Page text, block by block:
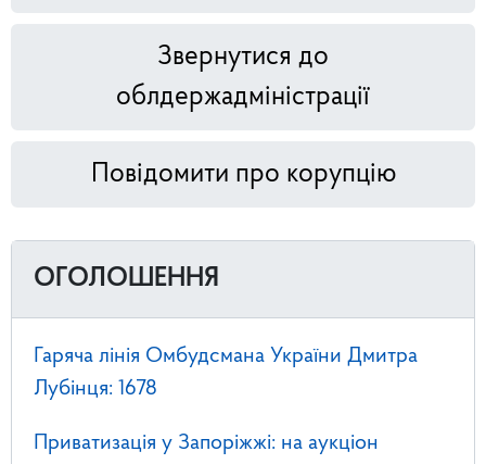
Звернутися до
облдержадміністрації
Повідомити про корупцію
ОГОЛОШЕННЯ
Гаряча лінія Омбудсмана України Дмитра
Лубінця: 1678
Приватизація у Запоріжжі: на аукціон